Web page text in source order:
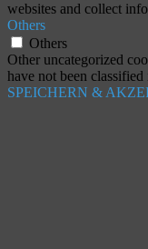
websites and collect
Others
Others
Other uncategorized
have not been
SPEICHERN &